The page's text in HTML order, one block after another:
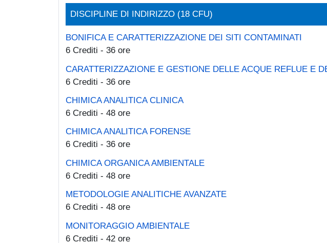
DISCIPLINE DI INDIRIZZO (18 CFU)
BONIFICA E CARATTERIZZAZIONE DEI SITI CONTAMINATI
6 Crediti - 36 ore
CARATTERIZZAZIONE E GESTIONE DELLE ACQUE REFLUE E
6 Crediti - 36 ore
CHIMICA ANALITICA CLINICA
6 Crediti - 48 ore
CHIMICA ANALITICA FORENSE
6 Crediti - 36 ore
CHIMICA ORGANICA AMBIENTALE
6 Crediti - 48 ore
METODOLOGIE ANALITICHE AVANZATE
6 Crediti - 48 ore
MONITORAGGIO AMBIENTALE
6 Crediti - 42 ore